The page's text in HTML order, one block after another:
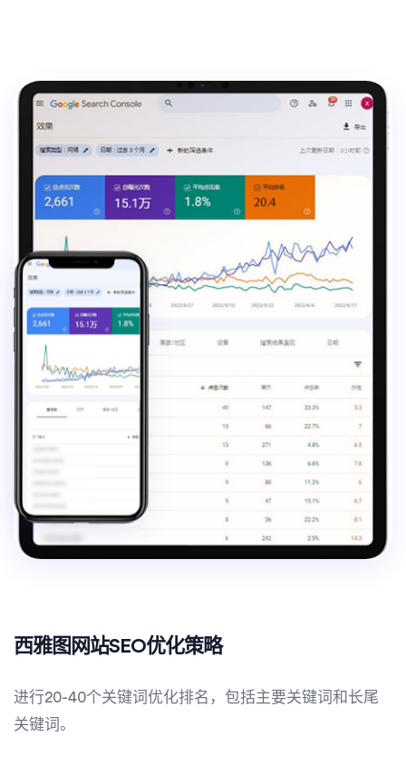
西雅图网站SEO优化策略
进行20-40个关键词优化排名，包括主要关键词和长尾
关键词。